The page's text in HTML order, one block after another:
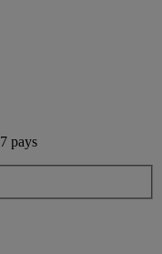
pays